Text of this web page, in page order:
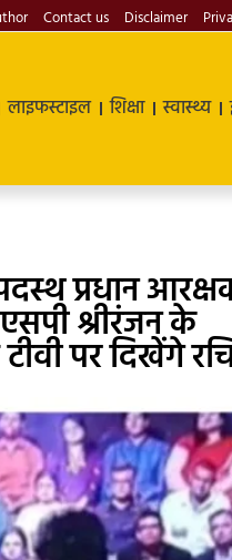
Contact us Disclaimer
लाइफस्टाइल शिक्षा स्वास्थ्य
प्रधान
श्रीरंजन के
पर दिखेंगे